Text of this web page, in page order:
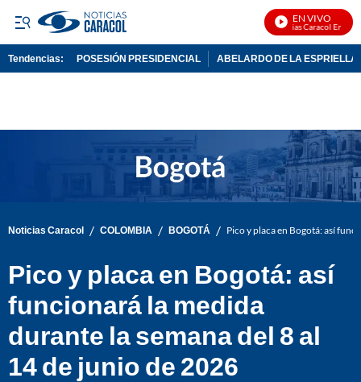
EN VIVO
Noticias Caracol En Vivo
Tendencias: POSESIÓN PRESIDENCIAL ABELARDO DE LA ESPRIELLA
Noticias Caracol / COLOMBIA / BOGOTÁ / Pico y placa en Bogotá: así
Pico y placa en Bogotá: así
funcionará la medida
durante la semana del 8 al
14 de junio de 2026